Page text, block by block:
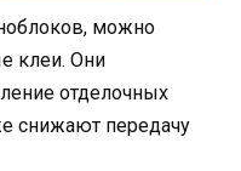
можно
клеи. Они
отделочных
снижают передачу